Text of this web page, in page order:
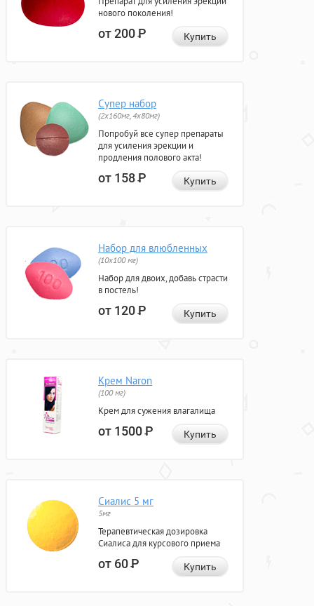
нового поколения!
от 200Р Купить
Супер набор
(2х160мг, 4х80мг)
Попробуй все супер препараты
для усиления эрекции и
продления полового акта!
от 158Р Купить
Набор для влюбленных
(10х100 мг)
Набор для двоих, добавь страсти
в постель!
от 120Р Купить
Крем Naron
(100 мг)
Крем для сужения влагалища
от 1500Р Купить
Сиалис 5 мг
5мг
Терапевтическая дозировка
Сиалиса для курсового приема
от 60Р Купить